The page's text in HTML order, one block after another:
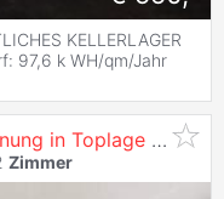
KELLERLAGER
97,6 k WH/qm/Jahr
Opernblick: Elegante Altbauwohnung in Toplage und Best-Zustand
Zimmer